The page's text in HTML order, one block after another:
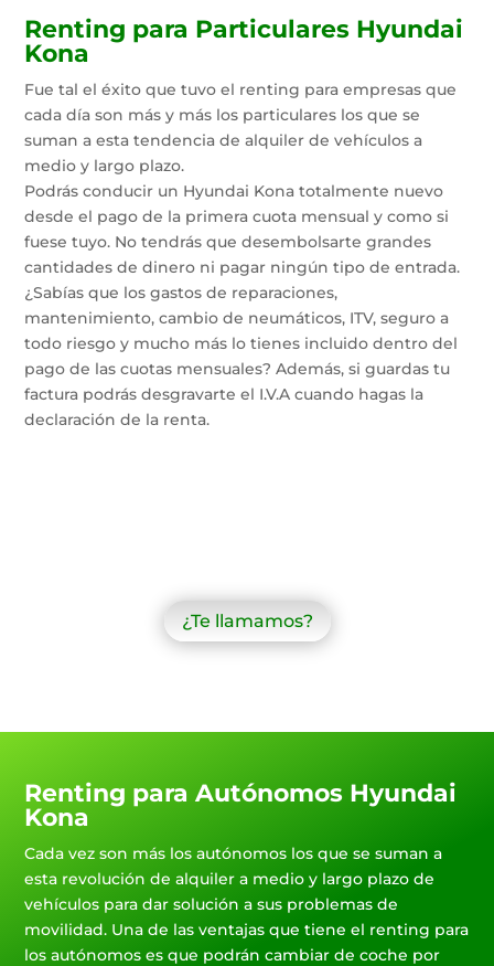
Renting para Particulares Hyundai
Kona
Fue tal el éxito que tuvo el renting para empresas que
cada día son más y más los particulares los que se
suman a esta tendencia de alquiler de vehículos a
medio y largo plazo.
Podrás conducir un Hyundai Kona totalmente nuevo
desde el pago de la primera cuota mensual y como si
fuese tuyo. No tendrás que desembolsarte grandes
cantidades de dinero ni pagar ningún tipo de entrada.
¿Sabías que los gastos de reparaciones,
mantenimiento, cambio de neumáticos, ITV, seguro a
todo riesgo y mucho más lo tienes incluido dentro del
pago de las cuotas mensuales? Además, si guardas tu
factura podrás desgravarte el I.V.A cuando hagas la
declaración de la renta.
¿Te llamamos?
Renting para Autónomos Hyundai
Kona
Cada vez son más los autónomos los que se suman a
esta revolución de alquiler a medio y largo plazo de
vehículos para dar solución a sus problemas de
movilidad. Una de las ventajas que tiene el renting para
los autónomos es que podrán cambiar de coche por